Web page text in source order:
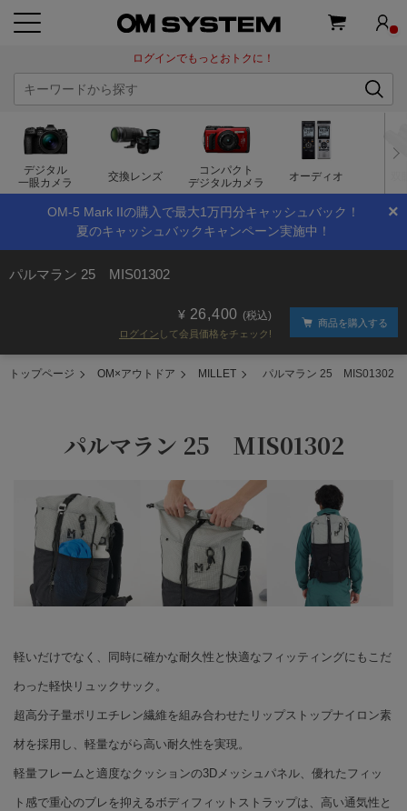
ログインでもっとおトクに！
デジタル
一眼カメラ
交換レンズ
コンパクト
デジタルカメラ
オーディオ
×
OM-5 Mark IIの購入で最大1万円分キャッシュバック！
夏のキャッシュバックキャンペーン実施中！
パルマラン 25 MIS01302
26,400 (税込)
ログイン して会員価格をチェック!
商品を購入する
トップページ OM×アウトドア MILLET パルマラン 25 MIS01302
パルマラン 25 MIS01302
軽いだけでなく、同時に確かな耐久性と快適なフィッティングにもこだ
わった軽快リュックサック。
超高分子量ポリエチレン繊維を組み合わせたリップストップナイロン素
材を採用し、軽量ながら高い耐久性を実現。
軽量フレームと適度なクッションの3Dメッシュパネル、優れたフィッ
ト感で重心のブレを抑えるボディフィットストラップは、高い通気性と